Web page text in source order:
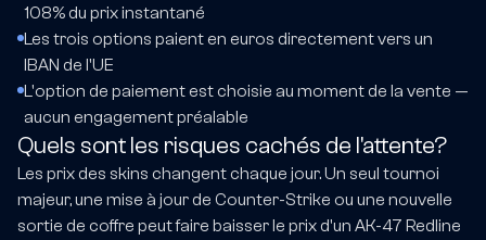
108% du prix instantané
Les trois options paient en euros directement vers un
IBAN de l'UE
L'option de paiement est choisie au moment de la vente —
aucun engagement préalable
Quels sont les risques cachés de l'attente?
Les prix des skins changent chaque jour. Un seul tournoi
majeur, une mise à jour de Counter-Strike ou une nouvelle
sortie de coffre peut faire baisser le prix d'un AK-47 Redline